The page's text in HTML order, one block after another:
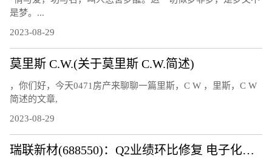
是梦。...
2023-08-29
莫里斯 C.W.(关于莫里斯 C.W.简述)
，你们好，今天0471房产来聊聊一篇里斯，C W ，里斯，C W
简述的文章,
2023-08-29
瑞联新材(688550)：Q2业绩环比修复 电子化学品持续发力